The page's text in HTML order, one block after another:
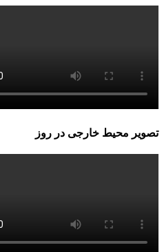
تصویر محیط خارجی در روز